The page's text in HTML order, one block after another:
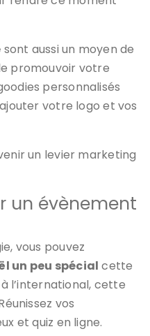
sont aussi un moyen de
promouvoir votre
personnalisés
votre logo et vos
un levier marketing
un évènement
vous pouvez
un peu spécial cette
l’international, cette
vos
et quiz en ligne.